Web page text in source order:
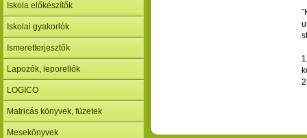
Iskola előkészítők
Iskolai gyakorlók
Ismeretterjesztők
Lapozók, leporellók
LOGICO
Matricás könyvek, füzetek
Mesekönyvek